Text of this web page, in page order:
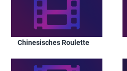
Chinesisches Roulette